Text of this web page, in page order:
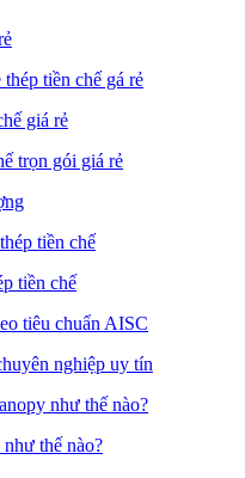
giá rẻ
trọn gói giá rẻ
tiền chế
nghiệp uy tín
thế nào?